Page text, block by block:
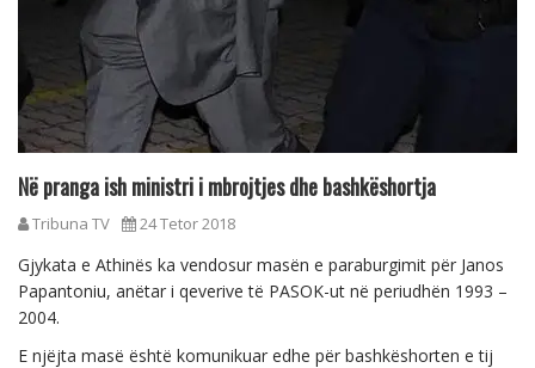
Në pranga ish ministri i mbrojtjes dhe bashkëshortja
Tribuna TV 24 Tetor 2018
Gjykata e Athinës ka vendosur masën e paraburgimit për Janos
Papantoniu, anëtar i qeverive të PASOK-ut në periudhën 1993 –
2004.
E njëjta masë është komunikuar edhe për bashkëshorten e tij